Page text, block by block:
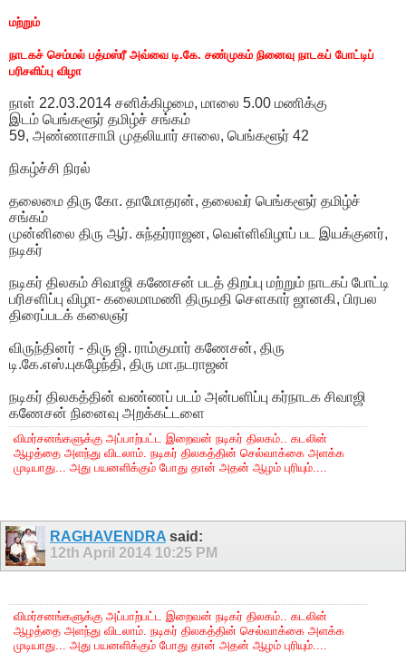
மற்றும்
நாடகச் செம்மல் பத்மஸ்ரீ அவ்வை டி.கே. சண்முகம் நினைவு நாடகப் போட்டிப்
பரிசளிப்பு விழா
நாள் 22.03.2014 சனிக்கிழமை, மாலை 5.00 மணிக்கு
இடம் பெங்களூர் தமிழ்ச் சங்கம்
59, அண்ணாசாமி முதலியார் சாலை, பெங்களூர் 42
நிகழ்ச்சி நிரல்
தலைமை திரு கோ. தாமோதரன், தலைவர் பெங்களூர் தமிழ்ச்
சங்கம்
முன்னிலை திரு ஆர். சுந்தர்ராஜன, வெள்ளிவிழாப் பட இயக்குனர்,
நடிகர்
நடிகர் திலகம் சிவாஜி கணேசன் படத் திறப்பு மற்றும் நாடகப் போட்டி
பரிசளிப்பு விழா- கலைமாமணி திருமதி சௌகார் ஜானகி, பிரபல
திரைப்படக் கலைஞர்
விருந்தினர் - திரு ஜி. ராம்குமார் கணேசன், திரு
டி.கே.எஸ்.புகழேந்தி, திரு மா.நடராஜன்
நடிகர் திலகத்தின் வண்ணப் படம் அன்பளிப்பு கர்நாடக சிவாஜி
கணேசன் நினைவு அறக்கட்டளை
விமர்சனங்களுக்கு அப்பாற்பட்ட இறைவன் நடிகர் திலகம்.. கடலின்
ஆழத்தை அளந்து விடலாம். நடிகர் திலகத்தின் செல்வாக்கை அளக்க
முடியாது... அது பயனளிக்கும் போது தான் அதன் ஆழம் புரியும்....
RAGHAVENDRA said:
12th April 2014 10:25 PM
விமர்சனங்களுக்கு அப்பாற்பட்ட இறைவன் நடிகர் திலகம்.. கடலின்
ஆழத்தை அளந்து விடலாம். நடிகர் திலகத்தின் செல்வாக்கை அளக்க
முடியாது... அது பயனளிக்கும் போது தான் அதன் ஆழம் புரியும்....